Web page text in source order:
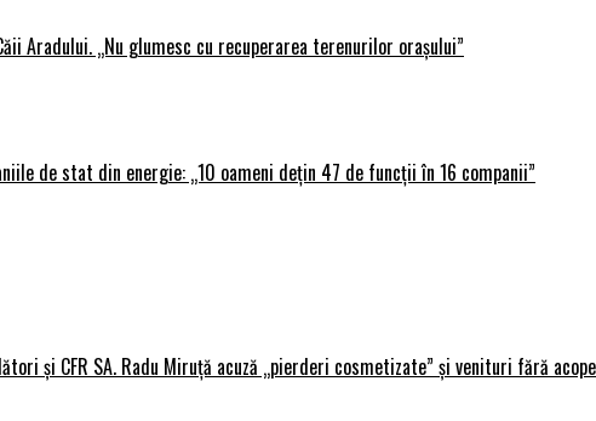
Aradului. „Nu glumesc cu recuperarea terenurilor orașului”
de stat din energie: „10 oameni dețin 47 de funcții în 16 companii”
și CFR SA. Radu Miruță acuză „pierderi cosmetizate” și venituri fără